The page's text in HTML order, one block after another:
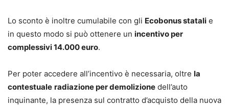
Lo sconto è inoltre cumulabile con gli Ecobonus statali e
in questo modo si può ottenere un incentivo per
complessivi 14.000 euro.
Per poter accedere all’incentivo è necessaria, oltre la
contestuale radiazione per demolizione dell’auto
inquinante, la presenza sul contratto d’acquisto della nuova